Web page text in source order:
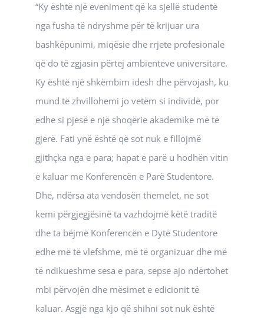
“Ky është një eveniment që ka sjellë studentë
nga fusha të ndryshme për të krijuar ura
bashkëpunimi, miqësie dhe rrjete profesionale
që do të zgjasin përtej ambienteve universitare.
Ky është një shkëmbim idesh dhe përvojash, ku
mund të zhvillohemi jo vetëm si individë, por
edhe si pjesë e një shoqërie akademike më të
gjerë. Fati ynë është që sot nuk e fillojmë
gjithçka nga e para; hapat e parë u hodhën vitin
e kaluar me Konferencën e Parë Studentore.
Dhe, ndërsa ata vendosën themelet, ne sot
kemi përgjegjësinë ta vazhdojmë këtë traditë
dhe ta bëjmë Konferencën e Dytë Studentore
edhe më të vlefshme, më të organizuar dhe më
të ndikueshme sesa e para, sepse ajo ndërtohet
mbi përvojën dhe mësimet e edicionit të
kaluar. Asgjë nga kjo që shihni sot nuk është